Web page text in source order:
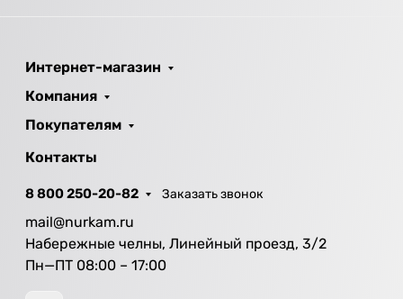
Интернет-магазин
Компания
Покупателям
Контакты
8 800 250-20-82 Заказать звонок
mail@nurkam.ru
Набережные челны, Линейный проезд, 3/2
Пн—ПТ 08:00 – 17:00